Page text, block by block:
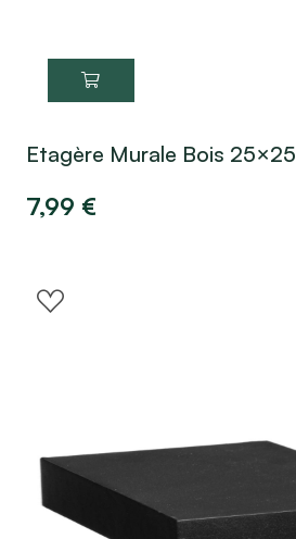
Etagère Murale Bois 25×25
7,99 €